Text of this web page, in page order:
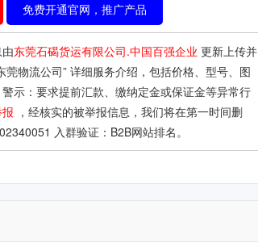
免费开通官网，推广产品
东莞石碣货运有限公司.中国百强企业 更新上传并
莞物流公司” 详细服务介绍，包括价格、型号、图
示：要求提前汇款、缴纳定金或保证金等异常行
，经核实的被举报信息，我们将在第一时间删
入群验证：B2B网站排名。